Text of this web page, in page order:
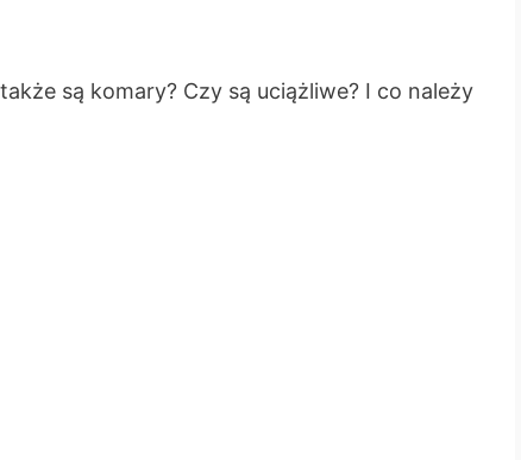
są komary? Czy są uciążliwe? I co należy